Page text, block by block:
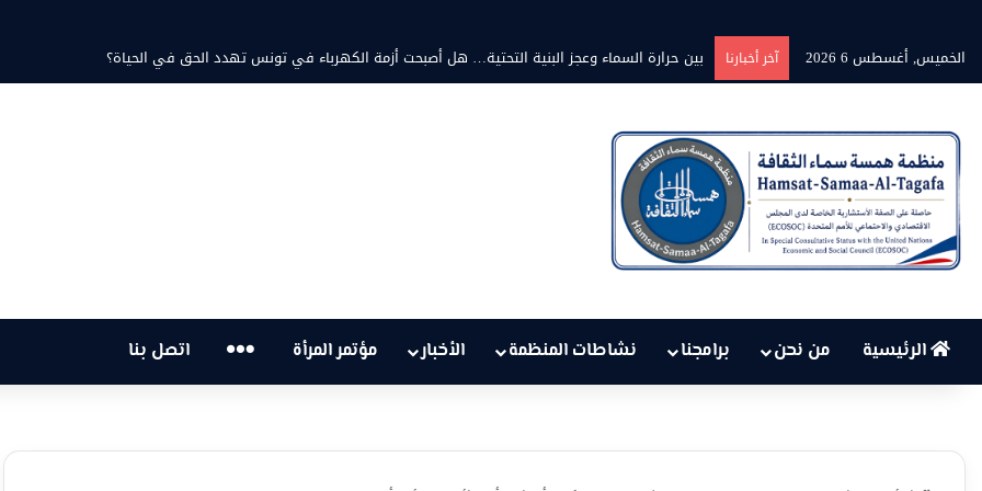
الخميس, أغسطس 6 2026
آخر أخبارنا بين حرارة السماء وعجز البنية التحتية… هل أصبحت أزمة الكهرباء في تونس تهدد الحق في الحياة؟
الرئيسية من نحن برامجنا نشاطات المنظمة الأخبار مؤتمر المرأة … اتصل بنا